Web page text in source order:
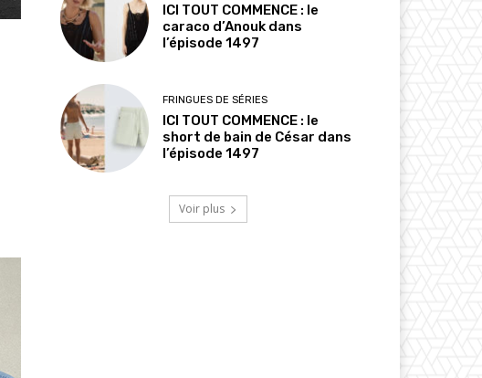
ICI TOUT COMMENCE : le
caraco d’Anouk dans
l’épisode 1497
FRINGUES DE SÉRIES
ICI TOUT COMMENCE : le
short de bain de César dans
l’épisode 1497
Voir plus